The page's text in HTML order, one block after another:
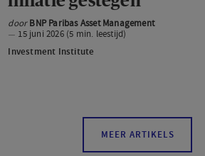
Amerikaanse
inflatie
gestegen
doorBNP Paribas Asset Management
15 juni 2026 (5 min. leestijd)
Investment Institute
MEER ARTIKELS